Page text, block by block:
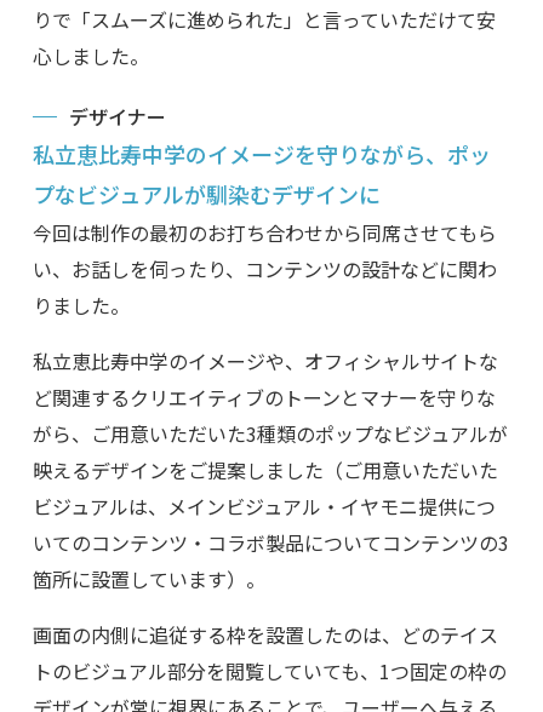
りで「スムーズに進められた」と言っていただけて安
心しました。
デザイナー
私立恵比寿中学のイメージを守りながら、ポッ
プなビジュアルが馴染むデザインに
今回は制作の最初のお打ち合わせから同席させてもら
い、お話しを伺ったり、コンテンツの設計などに関わ
りました。
私立恵比寿中学のイメージや、オフィシャルサイトな
ど関連するクリエイティブのトーンとマナーを守りな
がら、ご用意いただいた3種類のポップなビジュアルが
映えるデザインをご提案しました（ご用意いただいた
ビジュアルは、メインビジュアル・イヤモニ提供につ
いてのコンテンツ・コラボ製品についてコンテンツの3
箇所に設置しています）。
画面の内側に追従する枠を設置したのは、どのテイス
トのビジュアル部分を閲覧していても、1つ固定の枠の